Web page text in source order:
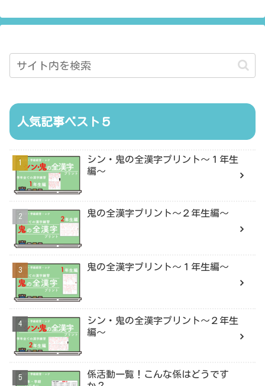
人気記事ベスト５
シン・鬼の全漢字プリント〜１年生
編〜
鬼の全漢字プリント〜２年生編〜
鬼の全漢字プリント〜１年生編〜
シン・鬼の全漢字プリント〜２年生
編〜
係活動一覧！こんな係はどうです